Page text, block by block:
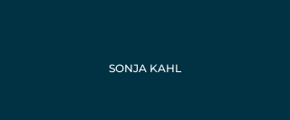
SONJA KAHL